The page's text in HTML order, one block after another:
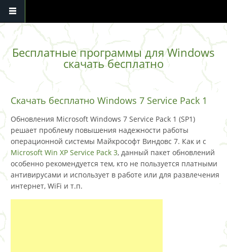
Перейти к основному содержанию
Бесплатные программы для Windows
скачать бесплатно
Скачать бесплатно Windows 7 Service Pack 1
Обновления Microsoft Windows 7 Service Pack 1 (SP1)
решает проблему повышения надежности работы
операционной системы Майкрософт Виндовс 7. Как и с
Microsoft Win XP Service Pack 3, данный пакет обновлений
особенно рекомендуется тем, кто не пользуется платными
антивирусами и использует в работе или для развлечения
интернет, WiFi и т.п.